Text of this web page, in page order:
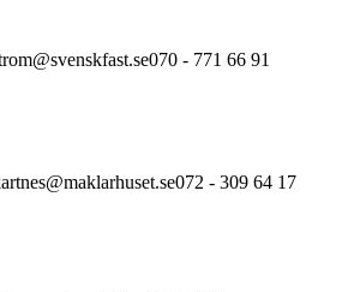
070 - 771 66 91
072 - 309 64 17